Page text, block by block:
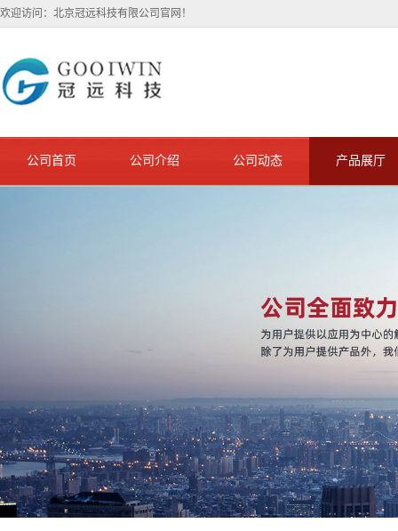
欢迎访问：北京冠远科技有限公司官网！
公司首页 公司介绍 公司动态 产品展厅